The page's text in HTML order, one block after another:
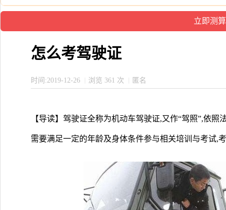
怎么考驾驶证
时间:2019-12-26 浏览 361 次 匿名
【导读】驾驶证全称为机动车驾驶证,又作“驾照”,依
需要满足一定的年龄及身体条件参与相关培训与考试,